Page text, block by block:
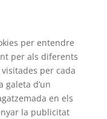
per entendre
per als diferents
per cada
galeta d’un
en els
la publicitat